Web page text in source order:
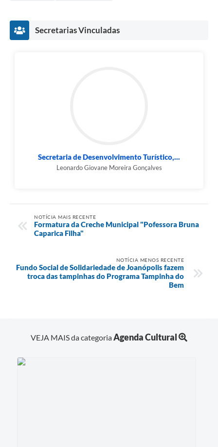
Secretarias Vinculadas
Secretaria de Desenvolvimento Turístico,...
Leonardo Giovane Moreira Gonçalves
NOTÍCIA MAIS RECENTE
Formatura da Creche Municipal "Pofessora Bruna
Caparica Filha"
NOTÍCIA MENOS RECENTE
Fundo Social de Solidariedade de Joanópolis fazem
troca das tampinhas do Programa Tampinha do
Bem
VEJA MAIS da categoriaAgenda Cultural